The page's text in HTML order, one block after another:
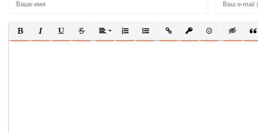
ПОЛУЖИРНЫЙ
КУРСИВПОДЧЕРКНУТЫЙ
ЗАЧЕРКНУТЫЙВЫРАВНИВАНИЕ
НУМЕРОВАННЫЙ СПИСОК
МАРКИРОВАННЫЙ СПИСОК
ВСТАВИТЬ ССЫЛКУ
ВСТАВИТЬВСТАВИТЬ